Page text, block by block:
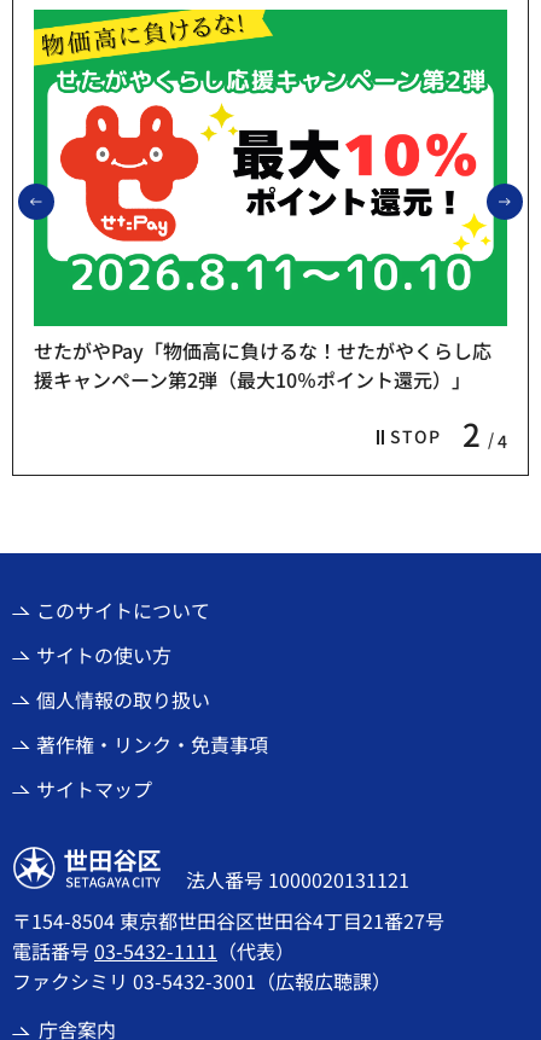
前のスライドを表示
STOP 2 4
せたがやPay「物価高に負けるな！せたがやくらし応
援キャンペーン第2弾（最大10％ポイント還元）」
このサイトについて
サイトの使い方
個人情報の取り扱い
著作権・リンク・免責事項
サイトマップ
世田谷区
法人番号 1000020131121
〒154-8504 東京都世田谷区世田谷4丁目21番27号
電話番号03-5432-1111 （代表）
ファクシミリ 03-5432-3001（広報広聴課）
庁舎案内